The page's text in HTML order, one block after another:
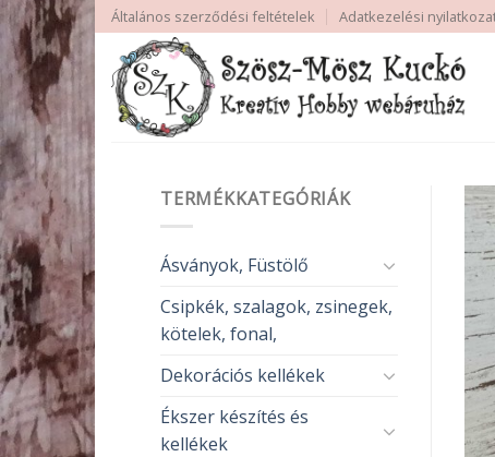
Skip
to
content
Általános szerződési feltételek Adatkezelési
TERMÉKKATEGÓRIÁK
Ásványok, Füstölő
Csipkék, szalagok, zsinegek,
kötelek, fonal,
Dekorációs kellékek
Ékszer készítés és
kellékek